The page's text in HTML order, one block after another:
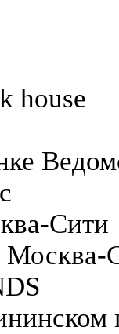
house
Сити
Москва-